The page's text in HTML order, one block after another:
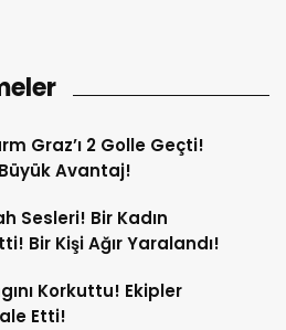
Graz’ı 2 Golle Geçti!
Avantaj!
Sesleri! Bir Kadın
Bir Kişi Ağır Yaralandı!
Korkuttu! Ekipler
Etti!